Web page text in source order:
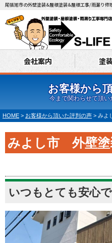
尾張旭市の外壁塗装&屋根塗装&屋根工事/雨漏り修
会社案内 塗
お客様から
今まで関わらせて頂い
HOME > お客様から頂いた評判の声 > みよ
みよし市 外壁塗
いつもとても安心